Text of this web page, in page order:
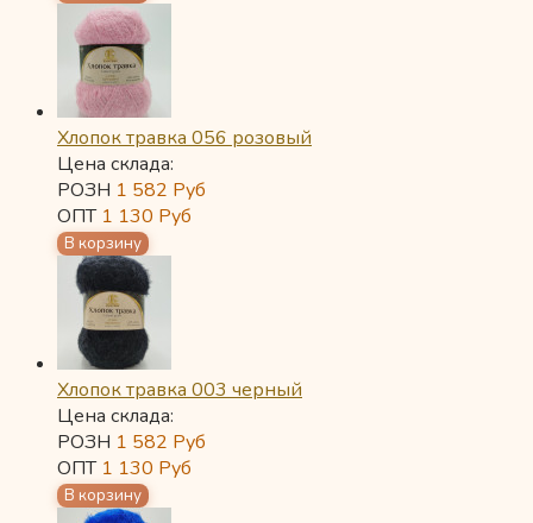
Хлопок травка 056 розовый
Цена склада:
РОЗН 1 582 Руб
ОПТ 1 130 Руб
Хлопок травка 003 черный
Цена склада:
РОЗН 1 582 Руб
ОПТ 1 130 Руб